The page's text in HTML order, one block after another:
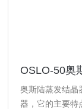
OSLO-50奥
奥斯陆蒸发结晶
器，它的主要特